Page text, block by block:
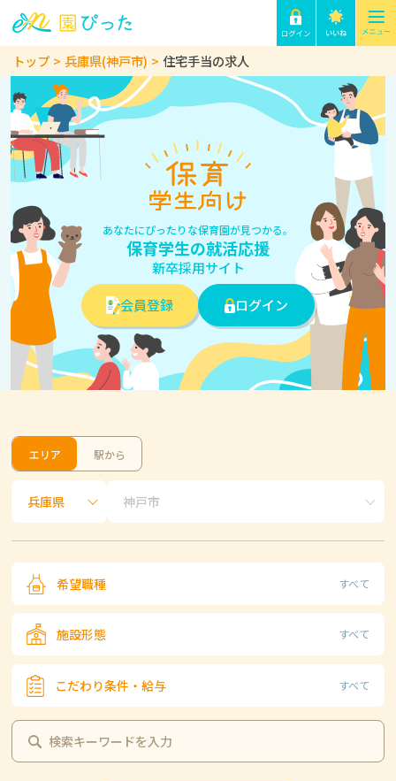
トップ 兵庫県(神戸市) 住宅手当の求人
あなたにぴったりな保育園が見つかる。
保育学生の就活応援
新卒採用サイト
会員登録
ログイン
エリア 駅から
希望職種 すべて
施設形態 すべて
こだわり条件・給与 すべて